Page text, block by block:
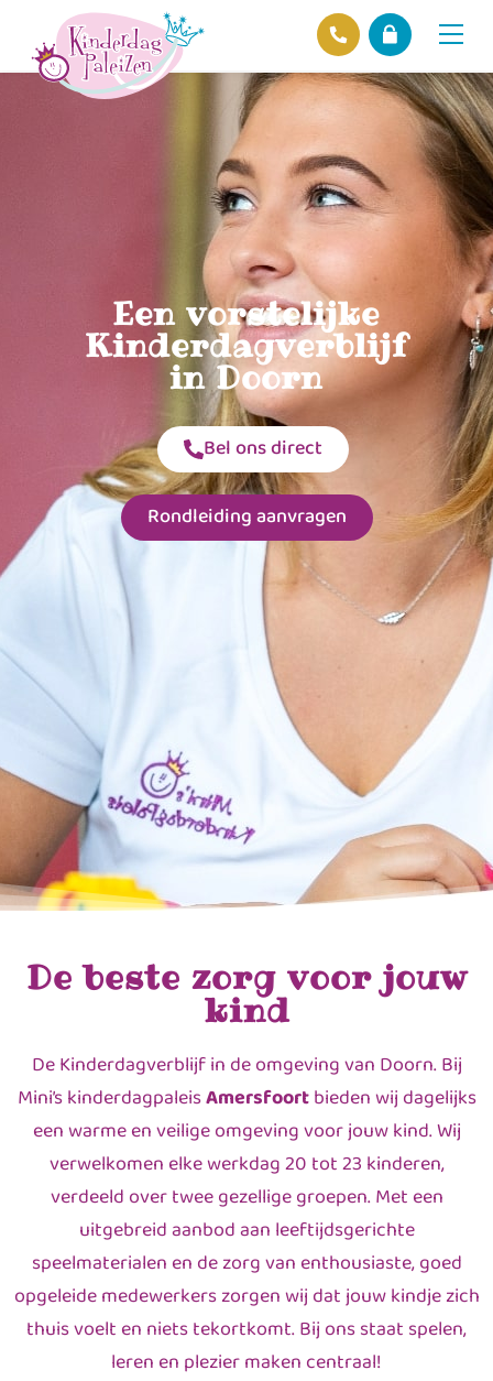
Een vorstelijke
Kinderdagverblijf
in Doorn
Bel ons direct
Rondleiding aanvragen
De beste zorg voor jouw
kind
De Kinderdagverblijf in de omgeving van Doorn. Bij
Mini’s kinderdagpaleisAmersfoortbieden wij dagelijks
een warme en veilige omgeving voor jouw kind. Wij
verwelkomen elke werkdag 20 tot 23 kinderen,
verdeeld over twee gezellige groepen. Met een
uitgebreid aanbod aan leeftijdsgerichte
speelmaterialen en de zorg van enthousiaste, goed
opgeleide medewerkers zorgen wij dat jouw kindje zich
thuis voelt en niets tekortkomt. Bij ons staat spelen,
leren en plezier maken centraal!